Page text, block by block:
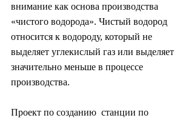
внимание как основа производства
«чистого водорода». Чистый водород
относится к водороду, который не
выделяет углекислый газ или выделяет
значительно меньше в процессе
производства.
Проект по созданию  станции по